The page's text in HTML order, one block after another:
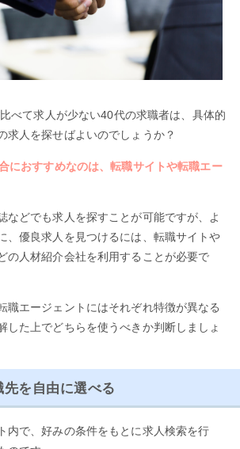
べて求人が少ない40代の求職者は、具体的
求人を探せばよいのでしょうか？
におすすめなのは、転職サイトや転職エー
などでも求人を探すことが可能ですが、よ
、優良求人を見つけるには、転職サイトや
の人材紹介会社を利用することが必要で
職エージェントにはそれぞれ特徴が異なる
した上でどちらを使うべきか判断しましょ
を自由に選べる
内で、好みの条件をもとに求人検索を行